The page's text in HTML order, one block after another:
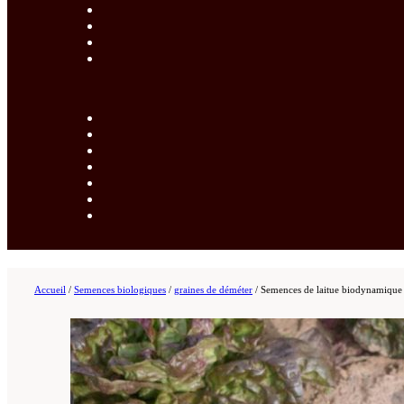
Accueil / Semences biologiques / graines de déméter / Semences de laitue